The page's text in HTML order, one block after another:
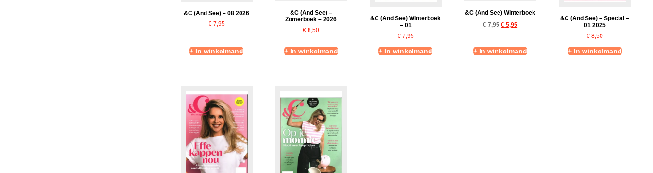
&C (And See) – 08 2026
€7,95
+ In winkelmand
&C (And See) –
Zomerboek – 2026
€ 8,50
+ In winkelmand
&C (And See) Winterboek
– 01
€7,95
+ In winkelmand
&C (And See) Winterboek
€7,95 € 5,95
+ In winkelmand
&C (And See) – Special –
01 2025
€ 8,50
+ In winkelmand